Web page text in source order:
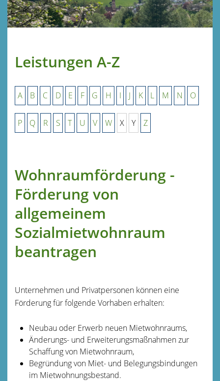
Leistungen A-Z
A B C D E F G H I J K L M N O
P Q R S T U V W X Y Z
Wohnraumförderung -
Förderung von
allgemeinem
Sozialmietwohnraum
beantragen
Unternehmen und Privatpersonen können eine
Förderung für folgende Vorhaben erhalten:
Neubau oder Erwerb neuen Mietwohnraums,
Änderungs- und Erweiterungsmaßnahmen zur
Schaffung von Mietwohnraum,
Begründung von Miet- und Belegungsbindungen
im Mietwohnungsbestand.